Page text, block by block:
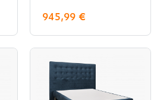
945,99 €